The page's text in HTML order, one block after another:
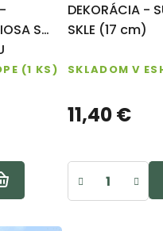
S
(1 KS)
DEKORÁCIA -
SKLE (17 cm)
SKLADOM V
11,40 €